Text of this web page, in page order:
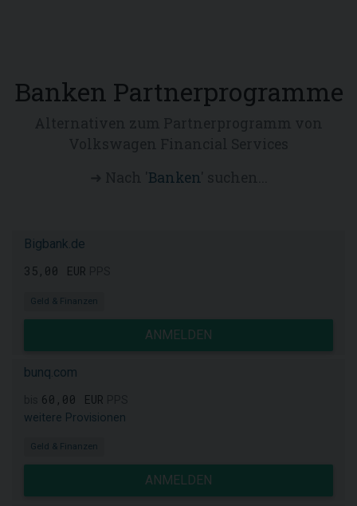
Banken Partnerprogramme
Banken' suchen...
Bigbank.de
35,00 EUR
Geld & Finanzen
ANMELDEN
bunq.com
60,00 EUR
weitere Provisionen
Geld & Finanzen
ANMELDEN